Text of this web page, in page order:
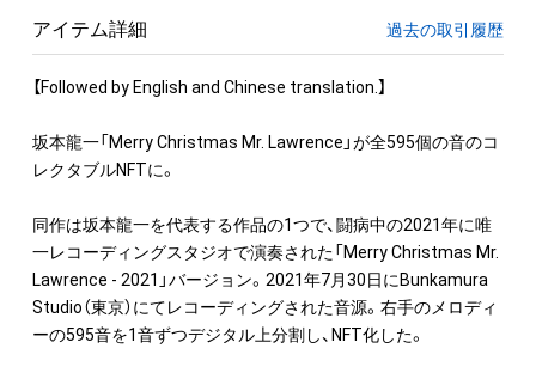
アイテム詳細 過去の取引履歴
【Followed by English and Chinese translation.】
坂本龍一「Merry Christmas Mr. Lawrence」が全595個の音のコ
レクタブルNFTに。
同作は坂本龍一を代表する作品の1つで、闘病中の2021年に唯
一レコーディングスタジオで演奏された「Merry Christmas Mr.
Lawrence - 2021」バージョン。2021年7月30日にBunkamura
Studio（東京）にてレコーディングされた音源。右手のメロディ
ーの595音を1音ずつデジタル上分割し、NFT化した。